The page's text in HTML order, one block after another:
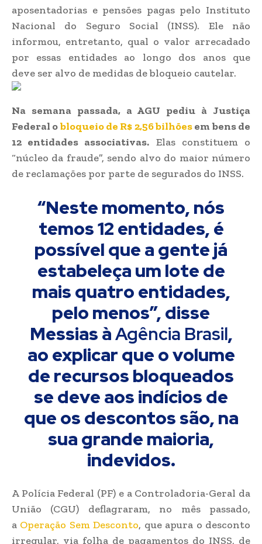
aposentadorias e pensões pagas pelo Instituto
Nacional do Seguro Social (INSS). Ele não
informou, entretanto, qual o valor arrecadado
por essas entidades ao longo dos anos que
deve ser alvo de medidas de bloqueio cautelar.
Na semana passada, a AGU pediu à Justiça
Federal obloqueio de R$ 2,56 bilhõesem bens de
12 entidades associativas. Elas constituem o
“núcleo da fraude”, sendo alvo do maior número
de reclamações por parte de segurados do INSS.
“Neste momento, nós
temos 12 entidades, é
possível que a gente já
estabeleça um lote de
mais quatro entidades,
pelo menos”, disse
Messias àAgência Brasil,
ao explicar que o volume
de recursos bloqueados
se deve aos indícios de
que os descontos são, na
sua grande maioria,
indevidos.
A Polícia Federal (PF) e a Controladoria-Geral da
União (CGU) deflagraram, no mês passado,
a Operação Sem Desconto, que apura o desconto
irregular, via folha de pagamentos do INSS, de